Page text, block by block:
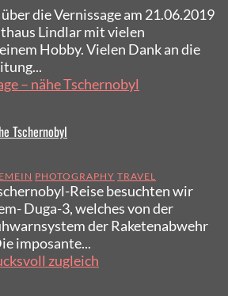
die Vernissage am 21.06.2019
Lindlar mit vielen
Hobby. Vielen Dank an die
Tschernobyl
PHOTOGRAPHY TRAVEL
Reise besuchten wir
Duga-3, welches von der
der Raketenabwehr
imposante...